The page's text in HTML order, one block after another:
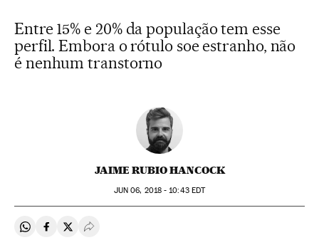
Entre 15% e 20% da população tem esse
perfil. Embora o rótulo soe estranho, não
é nenhum transtorno
JAIME RUBIO HANCOCK
JUN 06, 2018 - 10:43EDT
Compartir en Whatsapp
Compartir en Facebook
Compartir en Twitter
Desplegar Redes Sociales